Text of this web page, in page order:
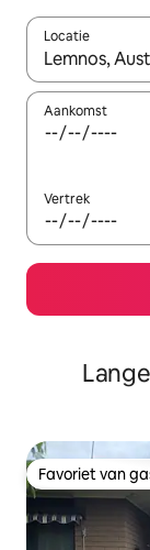
Locatie
Wanneer er
Aankomst
Vertrek
Favoriet van
Favoriet van